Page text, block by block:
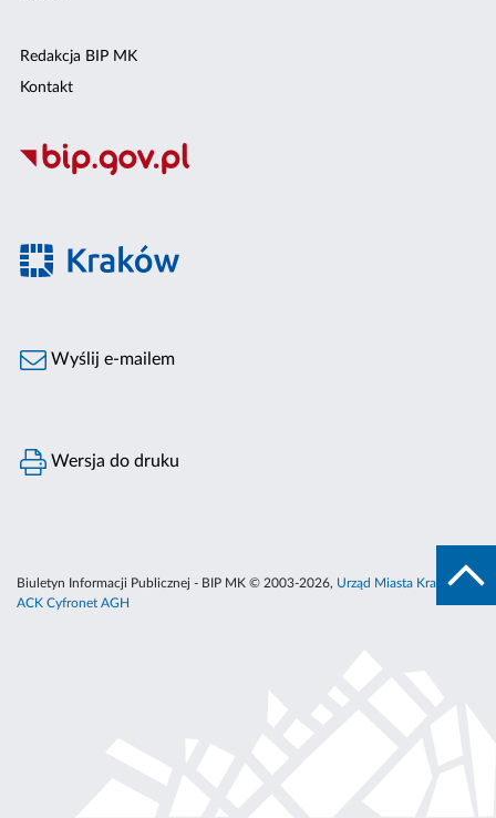
Redakcja BIP MK
Kontakt
Wyślij e-mailem
Wersja do druku
Biuletyn Informacji Publicznej - BIP MK © 2003-2026, Urząd Miasta Krakowa
ACK Cyfronet AGH